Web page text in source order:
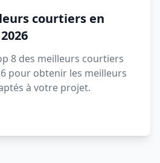
courtiers en
8 des meilleurs courtiers
pour obtenir les meilleurs
à votre projet.